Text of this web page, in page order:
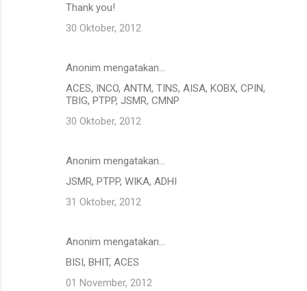
Thank you!
30 Oktober, 2012
Anonim mengatakan…
ACES, INCO, ANTM, TINS, AISA, KOBX, CPIN,
TBIG, PTPP, JSMR, CMNP
30 Oktober, 2012
Anonim mengatakan…
JSMR, PTPP, WIKA, ADHI
31 Oktober, 2012
Anonim mengatakan…
BISI, BHIT, ACES
01 November, 2012